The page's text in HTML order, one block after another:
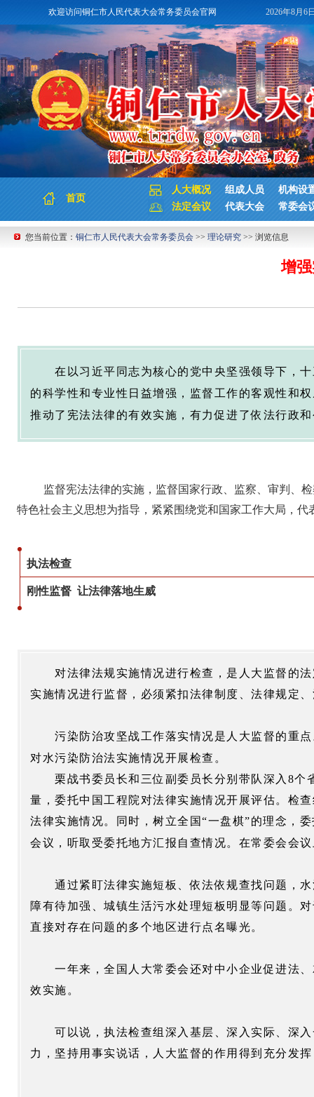
欢迎访问铜仁市人民代表大会常务委员会官网 2026年8月6
首页
人大概况 组成人员
机构设
法定会议
代表大会 常委会
您当前位置： 铜仁市人民代表大会常务委员会 >> 理论研究 >> 浏览信息
增
在以习近平同志为核心的党中央坚强领导下，
的科学性和专业性日益增强，监督工作的客观性和
推动了宪法法律的有效实施，有力促进了依法行政
监督宪法法律的实施，监督国家行政、监察、审判、
特色社会主义思想为指导，紧紧围绕党和国家工作大局，
执法检查
刚性监督 让法律落地生威
对法律法规实施情况进行检查，是人大监督的法
实施情况进行监督，必须紧扣法律制度、法律规定
污染防治攻坚战工作落实情况是人大监督的重
对水污染防治法实施情况开展检查。
栗战书委员长和三位副委员长分别带队深入 8个
量，委托中国工程院对法律实施情况开展评估。检
法律实施情况。同时，树立全国“一盘棋”的理念，
会议，听取受委托地方汇报自查情况。在常委会会
通过紧盯法律实施短板、依法依规查找问题，
障有待加强、城镇生活污水处理短板明显等问题。
直接对存在问题的多个地区进行点名曝光。
一年来，全国人大常委会还对中小企业促进法
效实施。
可以说，执法检查组深入基层、深入实际、深
力，坚持用事实说话，人大监督的作用得到充分发